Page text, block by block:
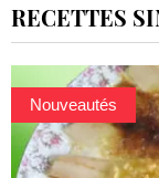
RECETTES
Nouveautés